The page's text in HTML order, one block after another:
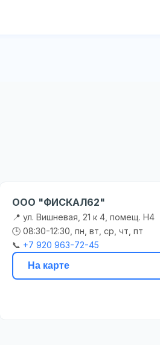
ООО "ФИСКАЛ62"
📍 ул. Вишневая, 21 к 4, помещ. Н4
🕒 08:30-12:30, пн, вт, ср, чт, пт
📞 +7 920 963-72-45
На карте